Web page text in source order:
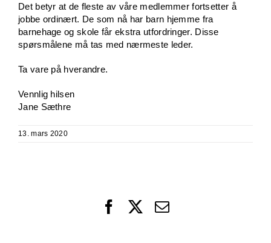
Det betyr at de fleste av våre medlemmer fortsetter å
jobbe ordinært. De som nå har barn hjemme fra
barnehage og skole får ekstra utfordringer. Disse
spørsmålene må tas med nærmeste leder.
Ta vare på hverandre.
Vennlig hilsen
Jane Sæthre
13. mars 2020
FacebookEmail